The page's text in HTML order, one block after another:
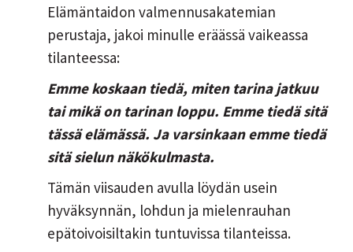
Elämäntaidon valmennusakatemian
perustaja, jakoi minulle eräässä vaikeassa
tilanteessa:
Emme koskaan tiedä, miten tarina jatkuu
tai mikä on tarinan loppu. Emme tiedä sitä
tässä elämässä. Ja varsinkaan emme tiedä
sitä sielun näkökulmasta.
Tämän viisauden avulla löydän usein
hyväksynnän, lohdun ja mielenrauhan
epätoivoisiltakin tuntuvissa tilanteissa.